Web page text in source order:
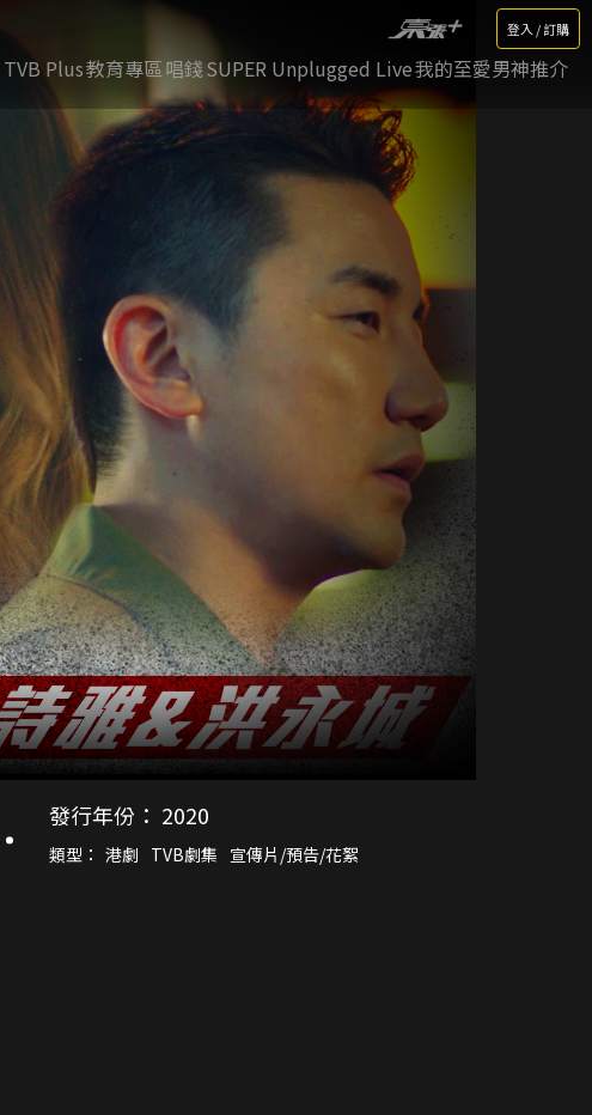
登入 / 訂購
TVB Plus教育專區唱錢SUPER Unplugged Live我的至愛男神推介
發行年份： 2020
類型： 港劇 TVB劇集 宣傳片/預告/花絮